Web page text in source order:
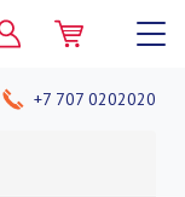
+7 707 0202020